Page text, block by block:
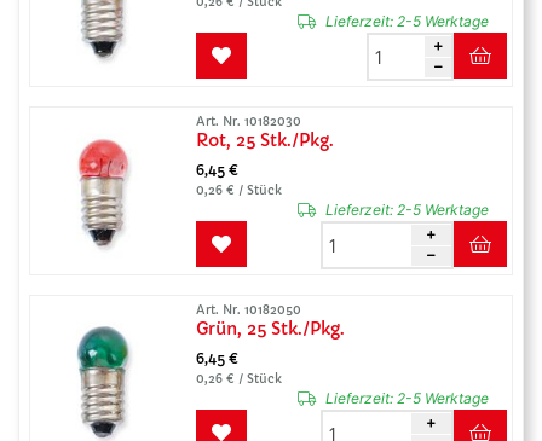
Lieferzeit:2-5 Werktage
Art. Nr. 10182030
Rot, 25 Stk./Pkg.
6,45 €
0,26 € / Stück
Lieferzeit:2-5 Werktage
Art. Nr. 10182050
Grün, 25 Stk./Pkg.
6,45 €
0,26 € / Stück
Lieferzeit:2-5 Werktage